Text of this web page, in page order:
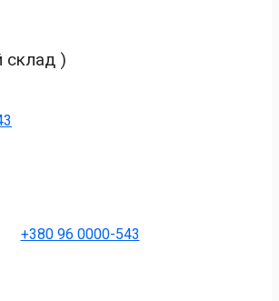
склад )
+380 96 0000-543